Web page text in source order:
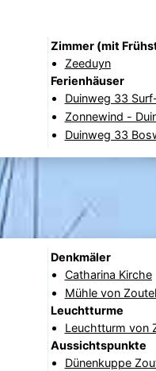
Zimmer (mit
Zeeduyn
Ferienhäuser
Duinweg 33
Zonnewind -
Duinweg 33
Denkmäler
Catharina Kirche
Mühle von
Leuchtturme
Leuchtturm von
Aussichtspunkte
Dünenkuppe